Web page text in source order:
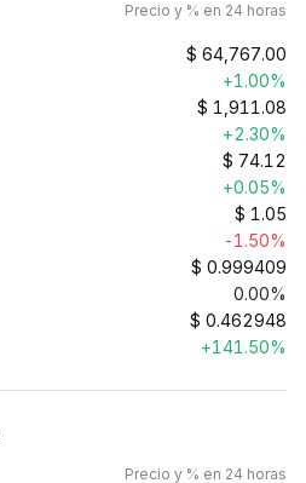
Precio y % en 24 horas
$ 64,767.00
+1.00%
$ 1,911.08
+2.30%
$ 74.12
+0.05%
$ 1.05
-1.50%
$ 0.999409
0.00%
$ 0.462948
+141.50%
Precio y % en 24 horas